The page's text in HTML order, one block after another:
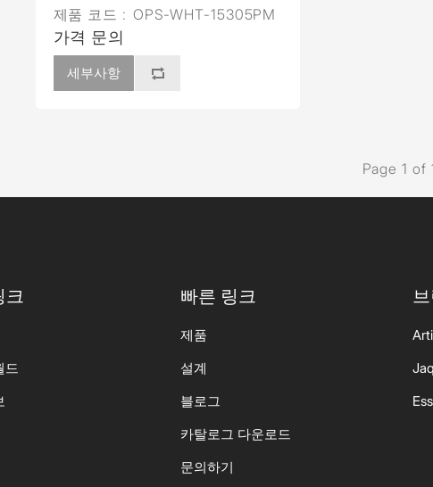
제품 코드 : OPS-WHT-15305PM
가격 문의
세부사항
Page 1 of
크
드
빠른 링크
제품
설계
블로그
카탈로그 다운로드
문의하기